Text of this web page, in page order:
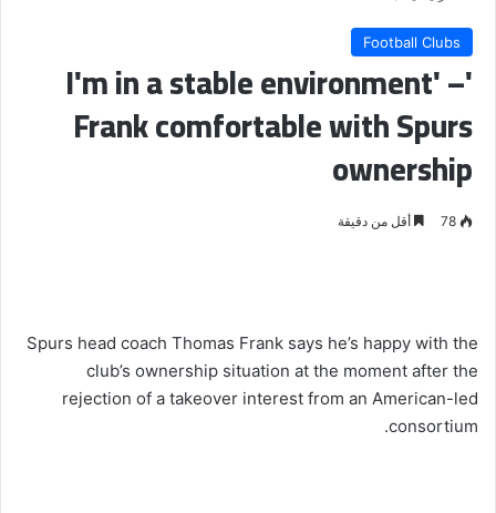
Football Clubs
'I'm in a stable environment' –
Frank comfortable with Spurs
ownership
78 أقل من دقيقة
Spurs head coach Thomas Frank says he’s happy with the
club’s ownership situation at the moment after the
rejection of a takeover interest from an American-led
consortium.